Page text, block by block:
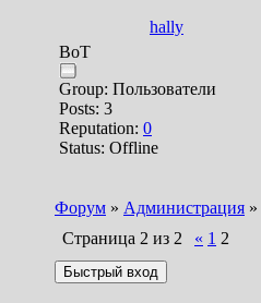
hally
BoT
Group: Пользователи
Posts: 3
Reputation: 0
Status: Offline
Форум » Администрация »
Страница 2 из 2 « 1 2